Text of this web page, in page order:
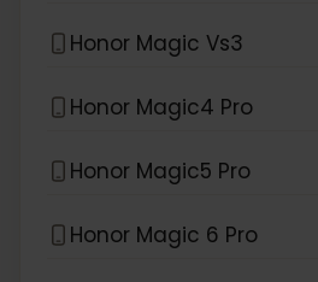
Honor Magic Vs3
Honor Magic4 Pro
Honor Magic5 Pro
Honor Magic 6 Pro